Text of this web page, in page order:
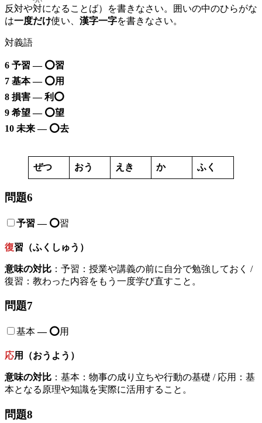
反対や対になることば）を書きなさい。囲いの中のひらがな
は一度だけ使い、 漢字一字を書きなさい。
対義語
6 予習 — ⭕️習
7 基本 — ⭕️用
8 損害 — 利 ⭕️
9 希望 — ⭕️望
10 未来 — ⭕️去
ぜつ おう えき か ふく
問題6
予習 — ⭕️習
復習（ふくしゅう）
意味の対比 ：予習：授業や講義の前に自分で勉強しておく /
復習：教わった内容をもう一度学び直すこと。
問題7
基本— ⭕️用
応用（おうよう）
意味の対比 ：基本：物事の成り立ちや行動の基礎 / 応用：基
本となる原理や知識を実際に活用すること。
問題8